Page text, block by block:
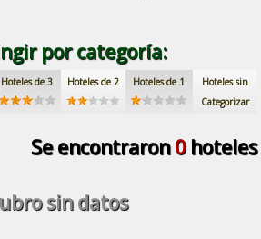
por categoría:
Hoteles de 3 Hoteles de 2 Hoteles de 1
Hoteles sin
Categorizar
Se encontraron0hoteles
sin datos